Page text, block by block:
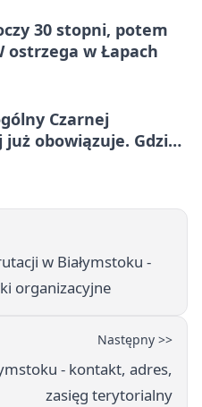
30 stopni, potem
ostrzega w Łapach
Czarnej
już obowiązuje. Gdzie
w Białymstoku -
organizacyjne
Następny >>
- kontakt, adres,
zasięg terytorialny